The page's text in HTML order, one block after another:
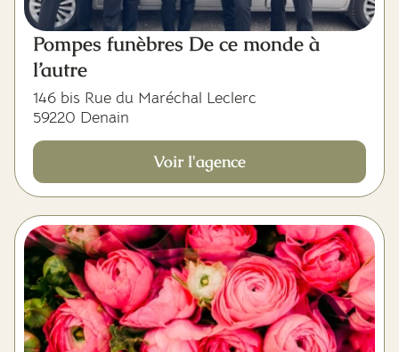
Pompes funèbres De ce monde à
l’autre
146 bis Rue du Maréchal Leclerc
59220 Denain
Voir l'agence